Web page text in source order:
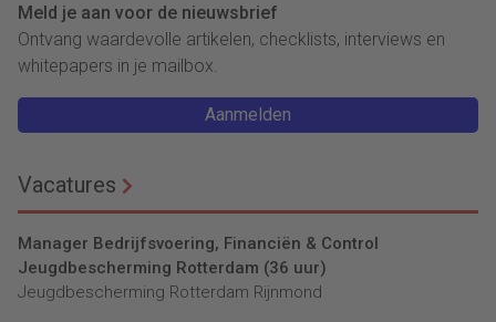
Meld je aan voor de nieuwsbrief
Ontvang waardevolle artikelen, checklists, interviews en
whitepapers in je mailbox.
Aanmelden
Vacatures
Manager Bedrijfsvoering, Financiën & Control
Jeugdbescherming Rotterdam (36 uur)
Jeugdbescherming Rotterdam Rijnmond